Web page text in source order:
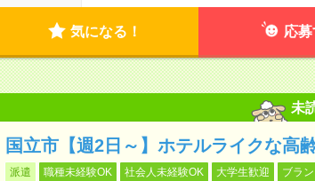
気になる！ 応
未
国立市【週2日～】ホテルライクな高
派遣 職種未経験OK 社会人未経験OK 大学生歓迎 ブラ